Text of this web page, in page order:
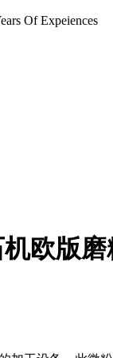
Of Expeiences
欧版